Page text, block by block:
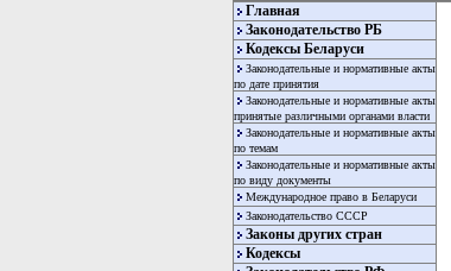
Главная
Законодательство РБ
Кодексы Беларуси
Законодательные и нормативные акты
по дате принятия
Законодательные и нормативные акты
принятые различными органами власти
Законодательные и нормативные акты
по темам
Законодательные и нормативные акты
по виду документы
Международное право в Беларуси
Законодательство СССР
Законы других стран
Кодексы